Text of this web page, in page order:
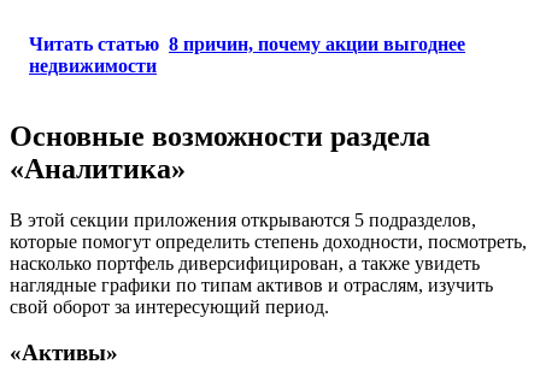
Читать статью 8 причин, почему акции выгоднее
недвижимости
Основные возможности раздела
«Аналитика»
В этой секции приложения открываются 5 подразделов,
которые помогут определить степень доходности, посмотреть,
насколько портфель диверсифицирован, а также увидеть
наглядные графики по типам активов и отраслям, изучить
свой оборот за интересующий период.
«Активы»